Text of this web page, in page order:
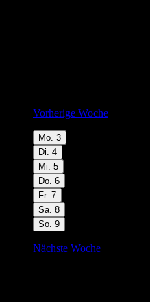
Vorherige Woche
Mo. 3
Di. 4
Mi. 5
Do. 6
Fr. 7
Sa. 8
So. 9
Nächste Woche